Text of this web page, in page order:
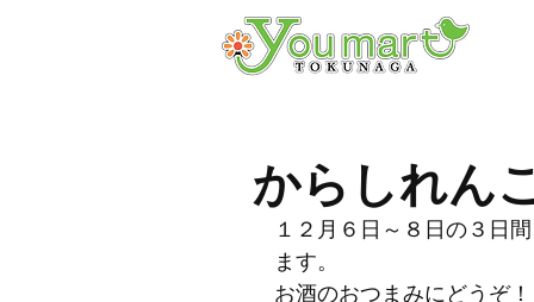
からしれん
１２月６日～８日の３日
ます。
お酒のおつまみにどうぞ！